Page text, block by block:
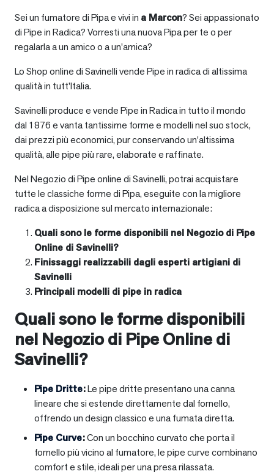
Sei un fumatore di Pipa e vivi in a Marcon? Sei appassionato
di Pipe in Radica? Vorresti una nuova Pipa per te o per
regalarla a un amico o a un’amica?
Lo Shop online di Savinelli vende Pipe in radica di altissima
qualità in tutt’Italia.
Savinelli produce e vende Pipe in Radica in tutto il mondo
dal 1876 e vanta tantissime forme e modelli nel suo stock,
dai prezzi più economici, pur conservando un’altissima
qualità, alle pipe più rare, elaborate e raffinate.
Nel Negozio di Pipe online di Savinelli, potrai acquistare
tutte le classiche forme di Pipa, eseguite con la migliore
radica a disposizione sul mercato internazionale:
Quali sono le forme disponibili nel Negozio di Pipe
Online di Savinelli?
Finissaggi realizzabili dagli esperti artigiani di
Savinelli
Principali modelli di pipe in radica
Quali sono le forme disponibili
nel Negozio di Pipe Online di
Savinelli?
Pipe Dritte:Le pipe dritte presentano una canna
lineare che si estende direttamente dal fornello,
offrendo un design classico e una fumata diretta.
Pipe Curve:Con un bocchino curvato che porta il
fornello più vicino al fumatore, le pipe curve combinano
comfort e stile, ideali per una presa rilassata.